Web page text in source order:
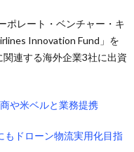
ポレート・ベンチャー・キ
Innovation Fund」を
連する海外企業3社に出資
や米ベルと業務提携
もドローン物流実用化目指